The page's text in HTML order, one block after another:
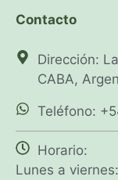
Contacto
Dirección:
CABA,
Teléfono:
Horario:
Lunes a